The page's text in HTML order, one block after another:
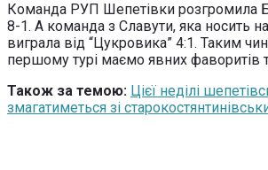
Команда РУП Шепетівки розгромила
8-1. А команда з Славути, яка носить
виграла від “Цукровика” 4:1. Таким
першому турі маємо явних фаворитів
Також за темою: Цієї неділі
змагатиметься зі